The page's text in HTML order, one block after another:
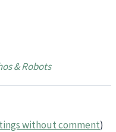
& Robots
without comment)